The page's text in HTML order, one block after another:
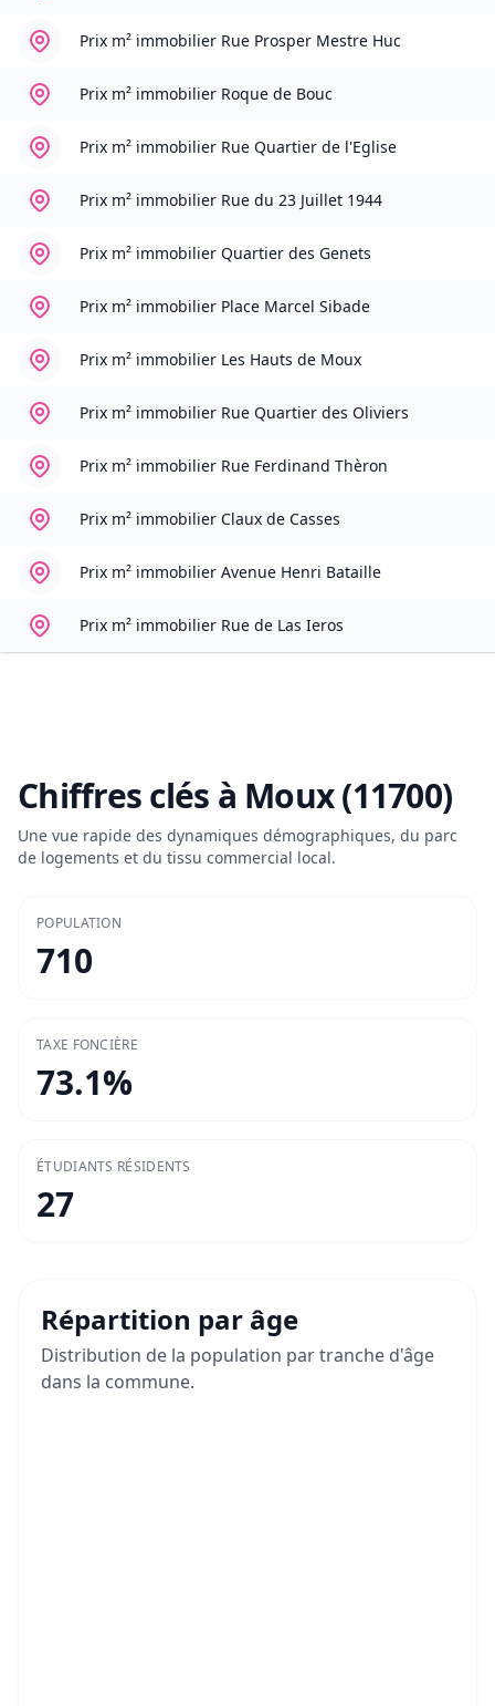
Prix m² immobilier Rue Prosper Mestre Huc
Prix m² immobilier Roque de Bouc
Prix m² immobilier Rue Quartier de l'Eglise
Prix m² immobilier Rue du 23 Juillet 1944
Prix m² immobilier Quartier des Genets
Prix m² immobilier Place Marcel Sibade
Prix m² immobilier Les Hauts de Moux
Prix m² immobilier Rue Quartier des Oliviers
Prix m² immobilier Rue Ferdinand Thèron
Prix m² immobilier Claux de Casses
Prix m² immobilier Avenue Henri Bataille
Prix m² immobilier Rue de Las Ieros
Chiffres clés à Moux (11700)
Une vue rapide des dynamiques démographiques, du parc
de logements et du tissu commercial local.
POPULATION
710
TAXE FONCIÈRE
73.1%
ÉTUDIANTS RÉSIDENTS
27
Répartition par âge
Distribution de la population par tranche d'âge
dans la commune.